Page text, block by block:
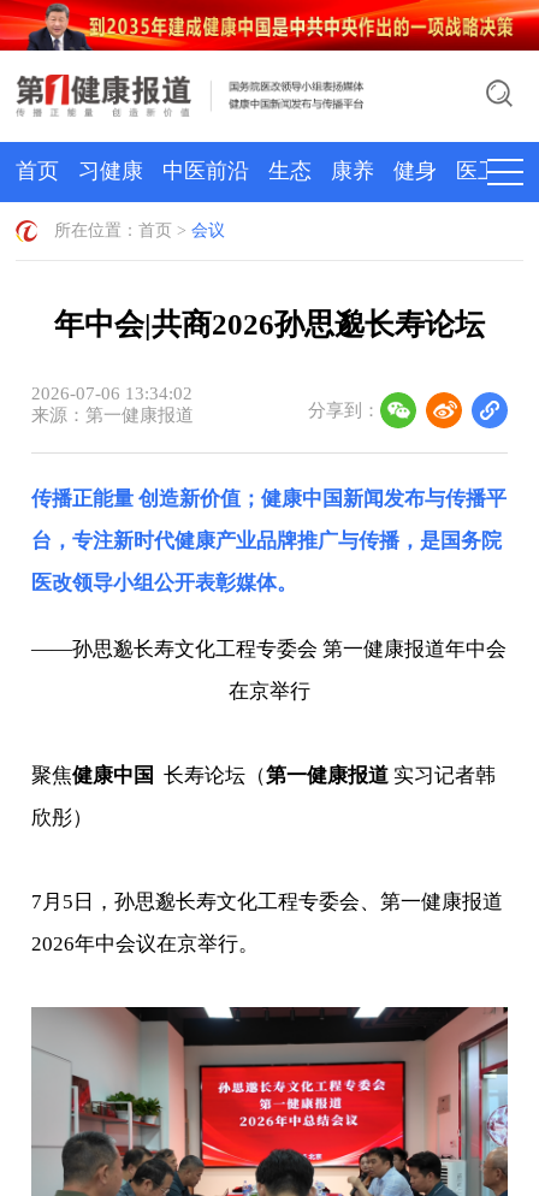
首页 习健康 中医前沿 生态 康养 健身 医卫
所在位置：首页 >会议
年中会|共商2026孙思邈长寿论坛
2026-07-06 13:34:02
来源：第一健康报道
分享到：
传播正能量 创造新价值；健康中国新闻发布与传播平
台，专注新时代健康产业品牌推广与传播，是国务院
医改领导小组公开表彰媒体。
——孙思邈长寿文化工程专委会 第一健康报道年中会
在京举行
聚焦健康中国 长寿论坛（第一健康报道 实习记者韩
欣彤）
7月5日，孙思邈长寿文化工程专委会、第一健康报道
2026年中会议在京举行。